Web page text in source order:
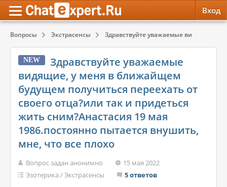
Вход
Вопросы Экстрасенсы Здравствуйте уважаемые видящие, у
NEW
Здравствуйте уважаемые
видящие, у меня в ближайщем
будущем получиться переехать от
своего отца?или так и придеться
жить сним?Анастасия 19 мая
1986.постоянно пытается внушить,
мне, что все плохо
Вопрос задан анонимно
15 мая 2022
Эзотерика /Экстрасенсы 5 ответов
Психология
Эзотерика
Красота, Здоровье
Психология
Эзотерика
Красота, Здоровье
Обратная связь
Служба поддержки
Правила сервиса